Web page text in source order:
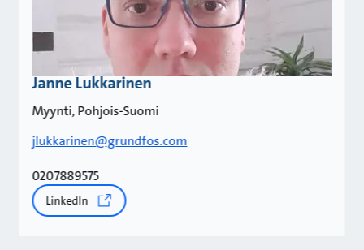
Janne Lukkarinen
Myynti, Pohjois-Suomi
jlukkarinen@grundfos.com
0207889575
LinkedIn